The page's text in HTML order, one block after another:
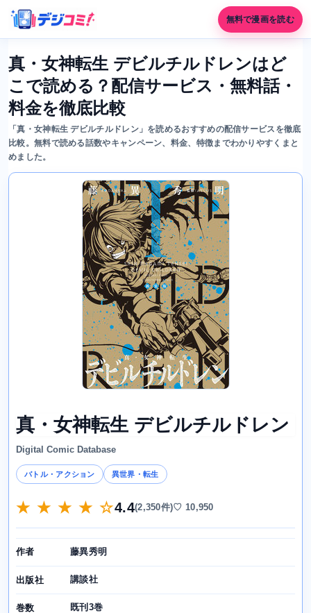
無料で漫画を読む
真・女神転生 デビルチルドレンはど
こで読める？配信サービス・無料話・
料金を徹底比較
「真・女神転生 デビルチルドレン」を読めるおすすめの配信サービスを徹底
比較。無料で読める話数やキャンペーン、料金、特徴までわかりやすくまと
めました。
真・女神転生 デビルチルドレン
Digital Comic Database
バトル・アクション 異世界・転生
★ ★ ★ ★ ☆4.4(2,350件)♡ 10,950
作者 藤異秀明
出版社 講談社
巻数 既刊3巻